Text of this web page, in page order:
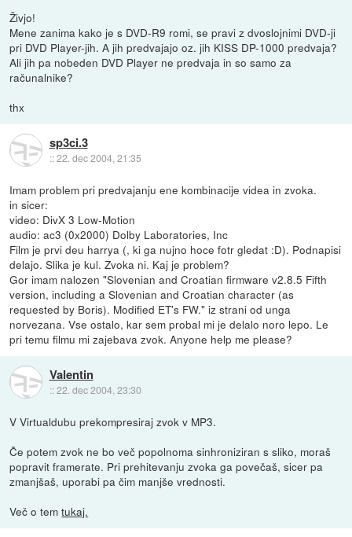
Živjo!
Mene zanima kako je s DVD-R9 romi, se pravi z dvoslojnimi DVD-ji
pri DVD Player-jih. A jih predvajajo oz. jih KISS DP-1000 predvaja?
Ali jih pa nobeden DVD Player ne predvaja in so samo za
računalnike?
thx
sp3ci.3
::22. dec 2004, 21:35
Imam problem pri predvajanju ene kombinacije videa in zvoka.
in sicer:
video: DivX 3 Low-Motion
audio: ac3 (0x2000) Dolby Laboratories, Inc
Film je prvi deu harrya (, ki ga nujno hoce fotr gledat :D). Podnapisi
delajo. Slika je kul. Zvoka ni. Kaj je problem?
Gor imam nalozen "Slovenian and Croatian firmware v2.8.5 Fifth
version, including a Slovenian and Croatian character (as
requested by Boris). Modified ET's FW." iz strani od unga
norvezana. Vse ostalo, kar sem probal mi je delalo noro lepo. Le
pri temu filmu mi zajebava zvok. Anyone help me please?
Valentin
::22. dec 2004, 23:30
V Virtualdubu prekompresiraj zvok v MP3.
Če potem zvok ne bo več popolnoma sinhroniziran s sliko, moraš
popravit framerate. Pri prehitevanju zvoka ga povečaš, sicer pa
zmanjšaš, uporabi pa čim manjše vrednosti.
Več o temtukaj.